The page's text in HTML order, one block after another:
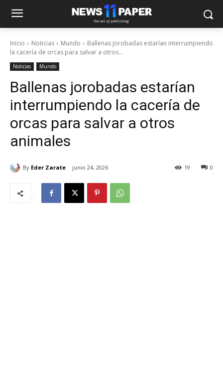
Inicio Noticias Mundo
Ballenas jorobadas estarían interrumpiendo
la cacería de orcas para salvar a otros...
Noticias Mundo
Ballenas jorobadas estarían
interrumpiendo la cacería de
orcas para salvar a otros
animales
By Eder Zarate junio 24, 2026 0
19